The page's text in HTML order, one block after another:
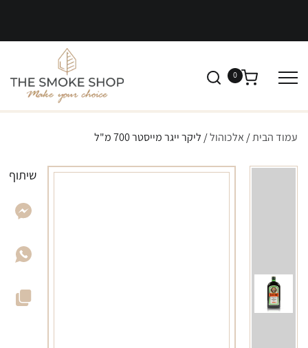
0
עמוד הבית/ אלכוהול/ ליקר ייגר מייסטר 700 מ"ל
שיתוף